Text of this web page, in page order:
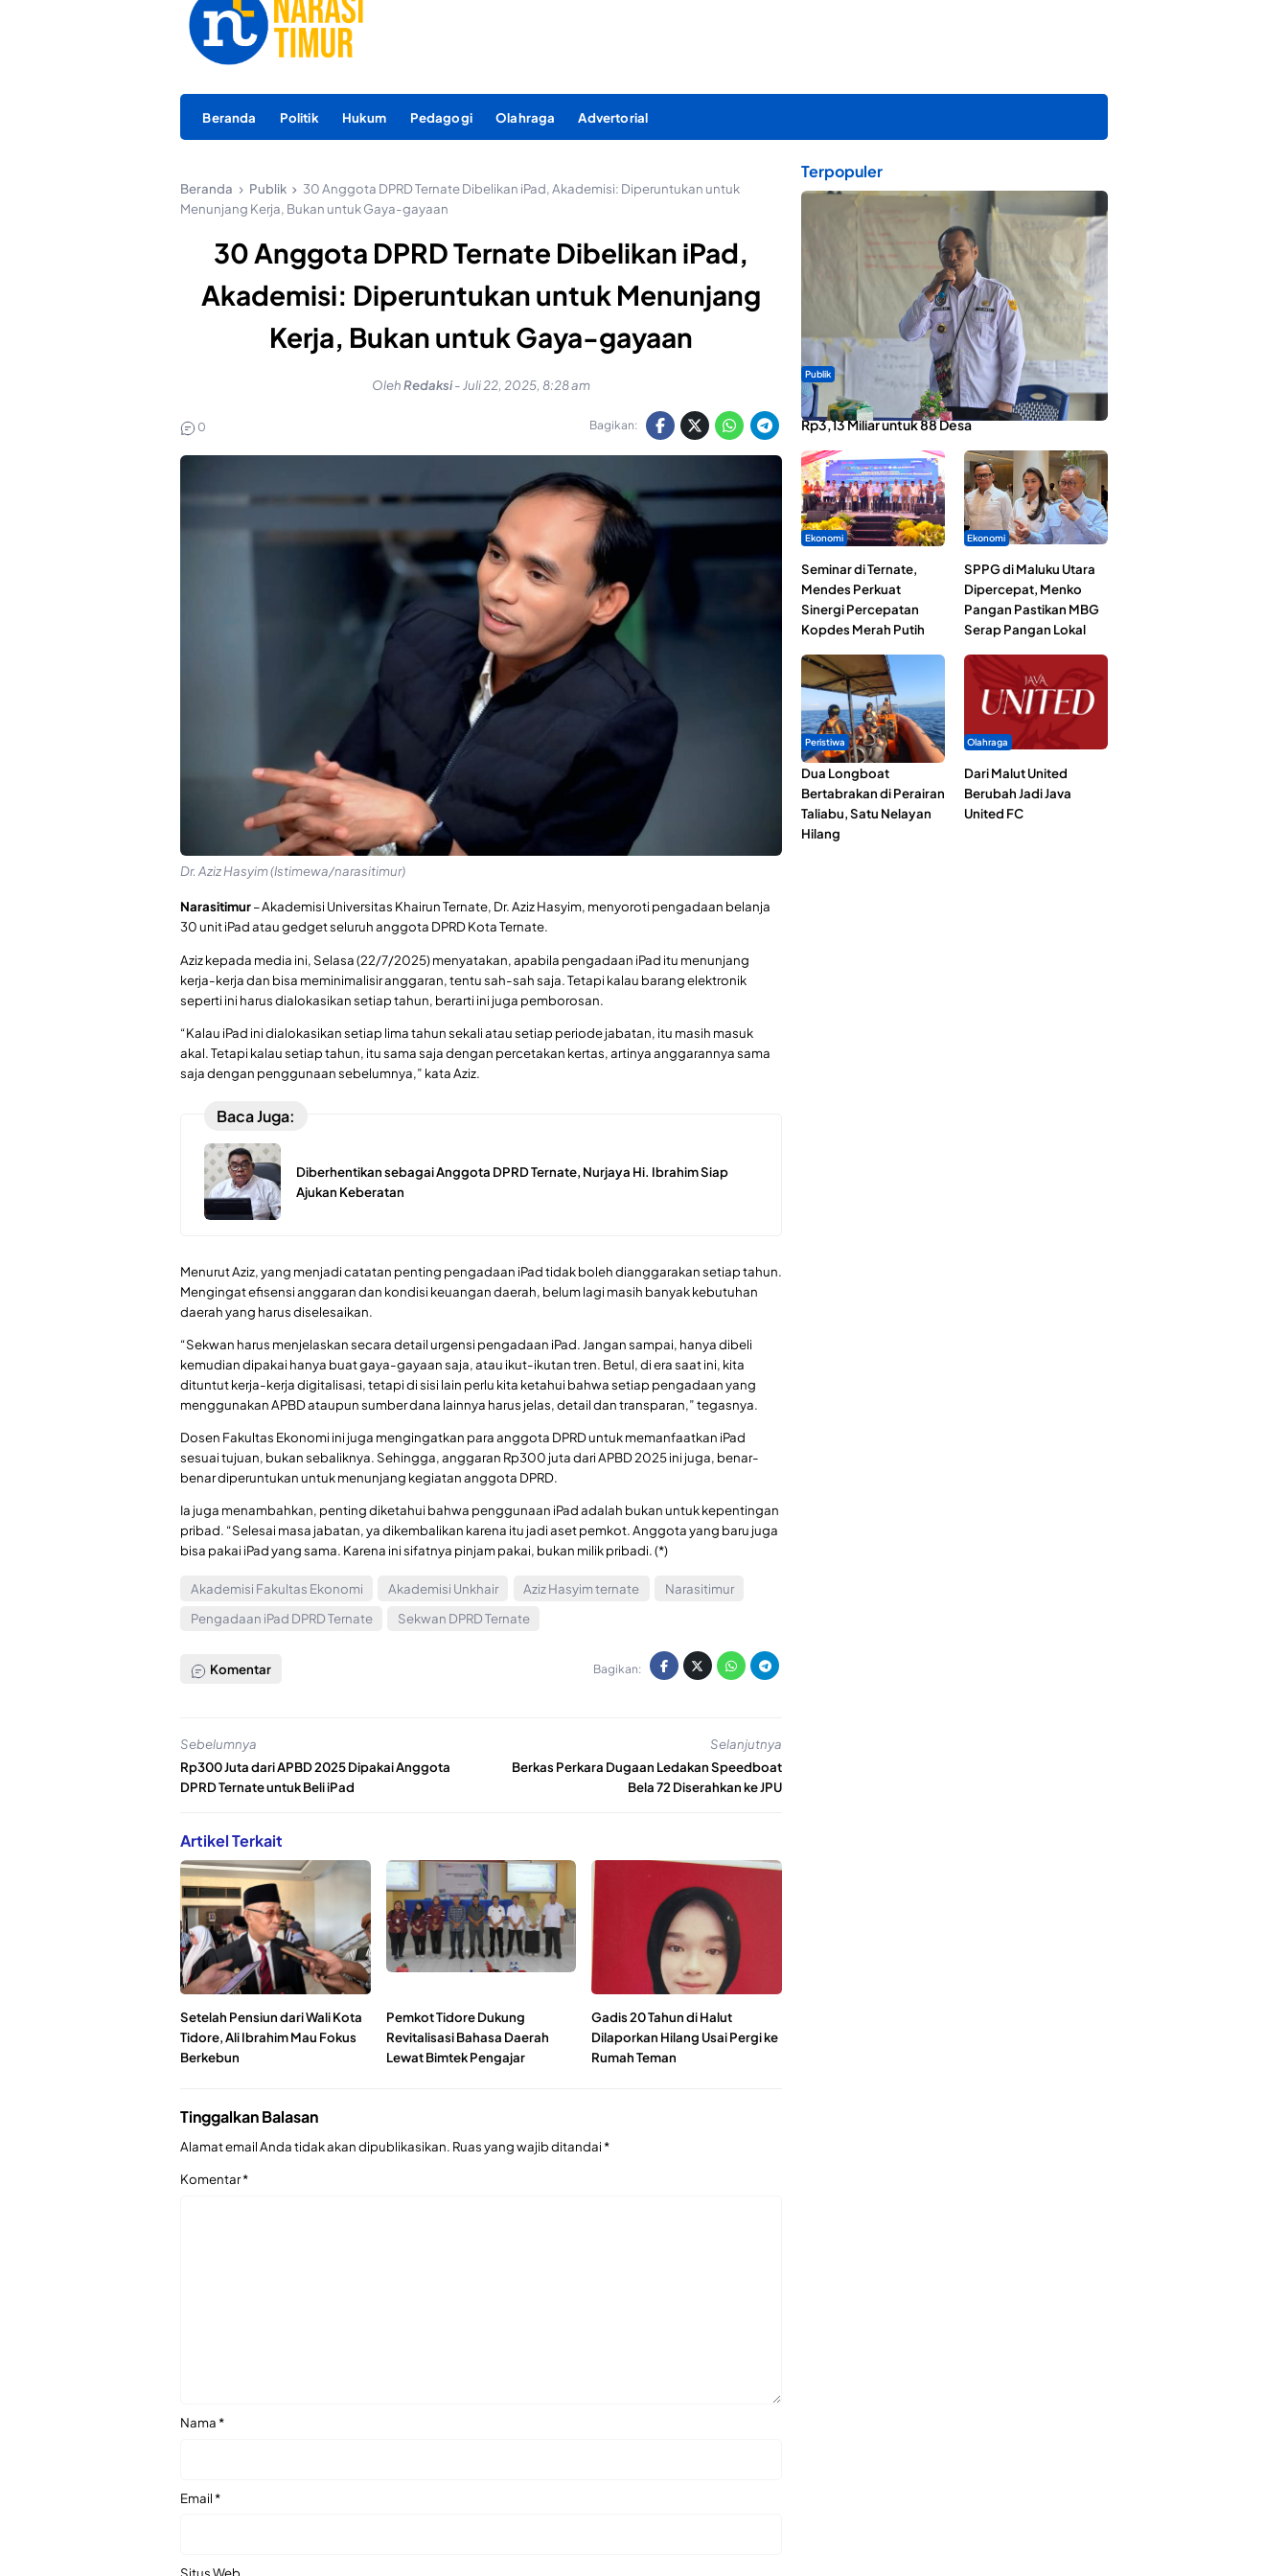
Beranda Politik Hukum Pedagogi Olahraga Advertorial
Beranda Publik
30 Anggota DPRD Ternate Dibelikan iPad, Akademisi: Diperuntukan untuk
Menunjang Kerja, Bukan untuk Gaya-gayaan
30 Anggota DPRD Ternate Dibelikan iPad,
Akademisi: Diperuntukan untuk Menunjang
Kerja, Bukan untuk Gaya-gayaan
OlehRedaksi- Juli 22, 2025, 8:28 am
0 Bagikan:
Dr. Aziz Hasyim (Istimewa/narasitimur)
Narasitimur– Akademisi Universitas Khairun Ternate, Dr. Aziz Hasyim, menyoroti pengadaan belanja
30 unit iPad atau gedget seluruh anggota DPRD Kota Ternate.
Aziz kepada media ini, Selasa (22/7/2025) menyatakan, apabila pengadaan iPad itu menunjang
kerja-kerja dan bisa meminimalisir anggaran, tentu sah-sah saja. Tetapi kalau barang elektronik
seperti ini harus dialokasikan setiap tahun, berarti ini juga pemborosan.
“Kalau iPad ini dialokasikan setiap lima tahun sekali atau setiap periode jabatan, itu masih masuk
akal. Tetapi kalau setiap tahun, itu sama saja dengan percetakan kertas, artinya anggarannya sama
saja dengan penggunaan sebelumnya,” kata Aziz.
Baca Juga:
Diberhentikan sebagai Anggota DPRD Ternate, Nurjaya Hi. Ibrahim Siap
Ajukan Keberatan
Menurut Aziz, yang menjadi catatan penting pengadaan iPad tidak boleh dianggarakan setiap tahun.
Mengingat efisensi anggaran dan kondisi keuangan daerah, belum lagi masih banyak kebutuhan
daerah yang harus diselesaikan.
“Sekwan harus menjelaskan secara detail urgensi pengadaan iPad. Jangan sampai, hanya dibeli
kemudian dipakai hanya buat gaya-gayaan saja, atau ikut-ikutan tren. Betul, di era saat ini, kita
dituntut kerja-kerja digitalisasi, tetapi di sisi lain perlu kita ketahui bahwa setiap pengadaan yang
menggunakan APBD ataupun sumber dana lainnya harus jelas, detail dan transparan,” tegasnya.
Dosen Fakultas Ekonomi ini juga mengingatkan para anggota DPRD untuk memanfaatkan iPad
sesuai tujuan, bukan sebaliknya. Sehingga, anggaran Rp300 juta dari APBD 2025 ini juga, benar-
benar diperuntukan untuk menunjang kegiatan anggota DPRD.
Ia juga menambahkan, penting diketahui bahwa penggunaan iPad adalah bukan untuk kepentingan
pribad. “Selesai masa jabatan, ya dikembalikan karena itu jadi aset pemkot. Anggota yang baru juga
bisa pakai iPad yang sama. Karena ini sifatnya pinjam pakai, bukan milik pribadi. (*)
Akademisi Fakultas Ekonomi Akademisi Unkhair Aziz Hasyim ternate
Narasitimur
Pengadaan iPad DPRD Ternate
Sekwan DPRD Ternate
Komentar Bagikan:
Sebelumnya
Rp300 Juta dari APBD 2025 Dipakai Anggota
DPRD Ternate untuk Beli iPad
Selanjutnya
Berkas Perkara Dugaan Ledakan Speedboat
Bela 72 Diserahkan ke JPU
Artikel Terkait
Setelah Pensiun dari Wali Kota
Tidore, Ali Ibrahim Mau Fokus
Berkebun
Pemkot Tidore Dukung
Revitalisasi Bahasa Daerah
Lewat Bimtek Pengajar
Gadis 20 Tahun di Halut
Dilaporkan Hilang Usai Pergi ke
Rumah Teman
Tinggalkan Balasan
Alamat email Anda tidak akan dipublikasikan. Ruas yang wajib ditandai*
Komentar*
Nama*
Email*
Terpopuler
Publik
ABDESI Morotai Apresiasi Penyaluran ADD
Rp3,13 Miliar untuk 88 Desa
Ekonomi
Seminar di Ternate,
Mendes Perkuat
Sinergi Percepatan
Kopdes Merah Putih
Ekonomi
SPPG di Maluku Utara
Dipercepat, Menko
Pangan Pastikan MBG
Serap Pangan Lokal
Peristiwa
Dua Longboat
Bertabrakan di Perairan
Taliabu, Satu Nelayan
Hilang
Olahraga
Dari Malut United
Berubah Jadi Java
United FC